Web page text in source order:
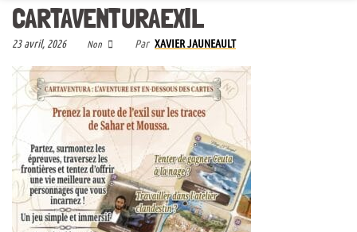
CARTAVENTURAEXIL
23 avril, 2026 Non Par XAVIER JAUNEAULT